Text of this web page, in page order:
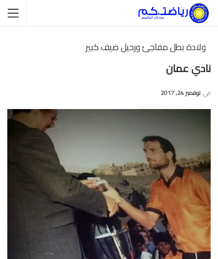
ولادة بطل مفاجئ ورحيل ضيف كبير
نادي عمان
في نوفمبر 24, 2017